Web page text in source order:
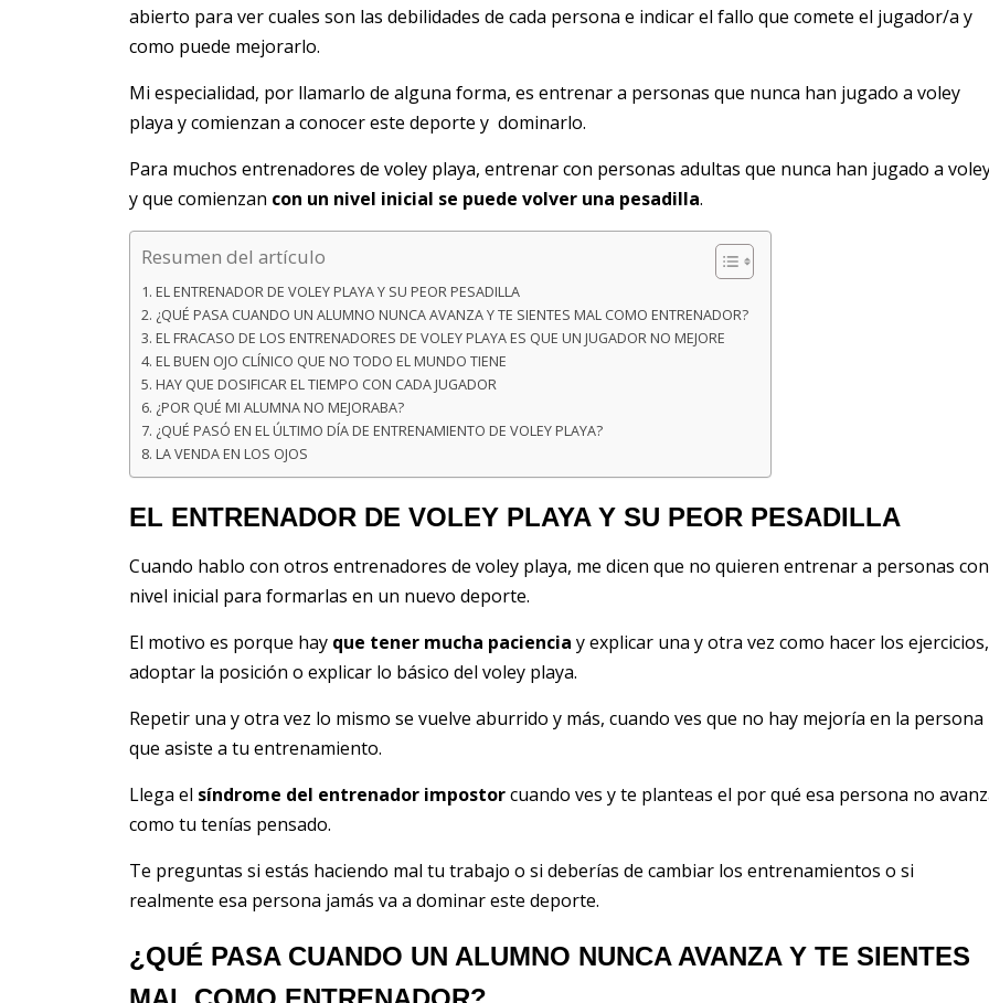
abierto para ver cuales son las debilidades de cada persona e indicar el fallo que comete el jugador/a y
como puede mejorarlo.
Mi especialidad, por llamarlo de alguna forma, es entrenar a personas que nunca han jugado a voley
playa y comienzan a conocer este deporte y dominarlo.
Para muchos entrenadores de voley playa, entrenar con personas adultas que nunca han jugado a
y que comienzan con un nivel inicial se puede volver una pesadilla.
Resumen del artículo
EL ENTRENADOR DE VOLEY PLAYA Y SU PEOR PESADILLA
¿QUÉ PASA CUANDO UN ALUMNO NUNCA AVANZA Y TE SIENTES MAL COMO ENTRENADOR?
EL FRACASO DE LOS ENTRENADORES DE VOLEY PLAYA ES QUE UN JUGADOR NO MEJORE
EL BUEN OJO CLÍNICO QUE NO TODO EL MUNDO TIENE
HAY QUE DOSIFICAR EL TIEMPO CON CADA JUGADOR
¿POR QUÉ MI ALUMNA NO MEJORABA?
¿QUÉ PASÓ EN EL ÚLTIMO DÍA DE ENTRENAMIENTO DE VOLEY PLAYA?
LA VENDA EN LOS OJOS
EL ENTRENADOR DE VOLEY PLAYA Y SU PEOR PESADILLA
Cuando hablo con otros entrenadores de voley playa, me dicen que no quieren entrenar a personas con
nivel inicial para formarlas en un nuevo deporte.
El motivo es porque hay que tener mucha paciencia y explicar una y otra vez como hacer los ejercicios,
adoptar la posición o explicar lo básico del voley playa.
Repetir una y otra vez lo mismo se vuelve aburrido y más, cuando ves que no hay mejoría en la persona
que asiste a tu entrenamiento.
Llega el síndrome del entrenador impostorcuando ves y te planteas el por qué esa persona no
como tu tenías pensado.
Te preguntas si estás haciendo mal tu trabajo o si deberías de cambiar los entrenamientos o si
realmente esa persona jamás va a dominar este deporte.
¿QUÉ PASA CUANDO UN ALUMNO NUNCA AVANZA Y TE SIENTES